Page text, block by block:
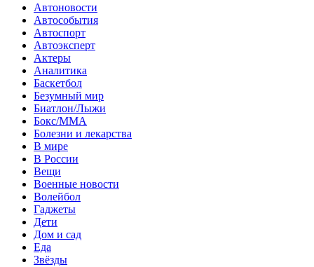
Автоновости
Автособытия
Автоспорт
Автоэксперт
Актеры
Аналитика
Баскетбол
Безумный мир
Биатлон/Лыжи
Бокс/MMA
Болезни и лекарства
В мире
В России
Вещи
Военные новости
Волейбол
Гаджеты
Дети
Дом и сад
Еда
Звёзды